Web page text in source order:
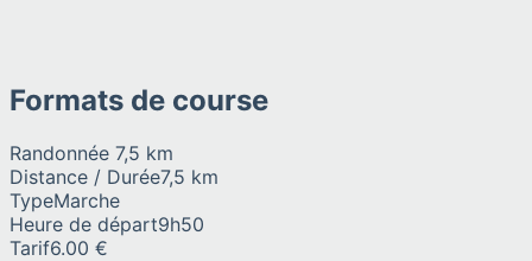
Formats de course
Randonnée 7,5 km
Distance / Durée7,5 km
TypeMarche
Heure de départ9h50
Tarif6.00 €